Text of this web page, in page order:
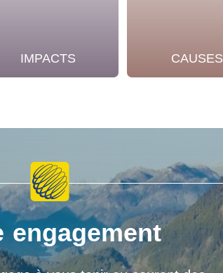
IMPACTS CAUSES
engagement